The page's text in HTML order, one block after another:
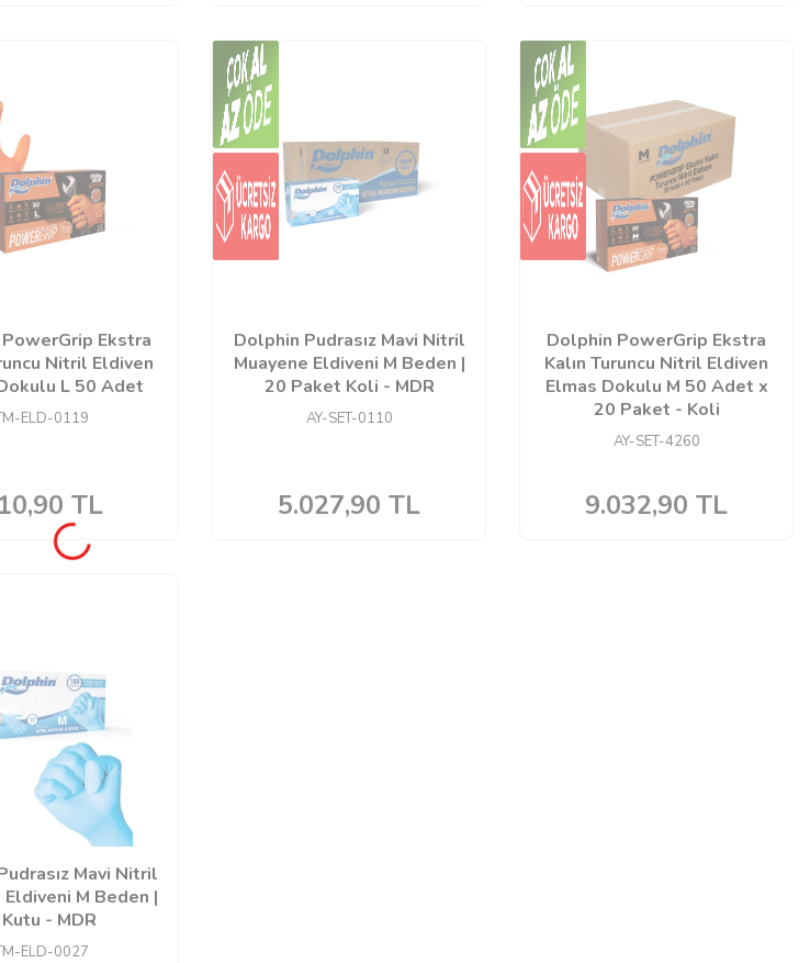
Ekstra
Nitril Eldiven
L 50 Adet
ELD-0119
TL
Dolphin Pudrasız Mavi Nitril
Muayene Eldiveni M Beden |
20 Paket Koli - MDR
AY-SET-0110
5.027,90 TL
Dolphin PowerGrip Ekstra
Kalın Turuncu Nitril Eldiven
Elmas Dokulu M 50 Adet x
20 Paket - Koli
AY-SET-4260
9.032,90 TL
Mavi Nitril
Eldiveni M Beden |
- MDR
ELD-0027